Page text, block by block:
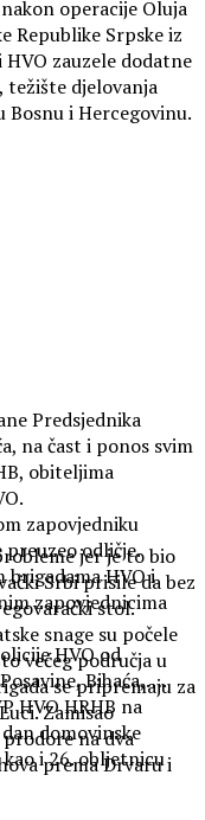
operacije Oluja
Republike Srpske iz
zauzele dodatne
težište djelovanja
Bosnu i Hercegovinu.
jer je to bio
Srbi prisile da bez
stol.
snage su počele
većeg područja u
se pripremaju za
Zamisao
na dva
prema Drvaru i
Predsjednika
na čast i ponos svim
obiteljima
zapovjedniku
odličje.
brigadama HVO i
zapovjednicima
HVO od
Bihaća,….
HVO HRHB na
domovinske
i 26. obljetnicu